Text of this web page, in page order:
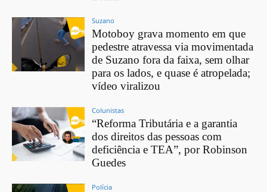
Suzano
Motoboy grava momento em que
pedestre atravessa via movimentada
de Suzano fora da faixa, sem olhar
para os lados, e quase é atropelada;
vídeo viralizou
Colunistas
“Reforma Tributária e a garantia
dos direitos das pessoas com
deficiência e TEA”, por Robinson
Guedes
Polícia